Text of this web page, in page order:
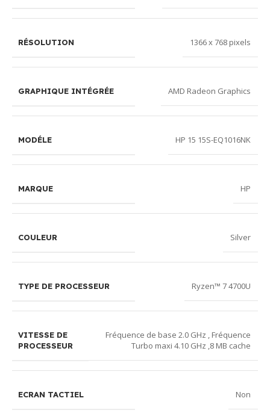
RÉSOLUTION 1366 x 768 pixels
GRAPHIQUE INTÉGRÉE AMD Radeon Graphics
MODÉLE HP 15 15S-EQ1016NK
MARQUE HP
COULEUR Silver
TYPE DE PROCESSEUR Ryzen™ 7 4700U
VITESSE DE
PROCESSEUR
Fréquence de base 2.0 GHz , Fréquence
Turbo maxi 4.10 GHz ,8 MB cache
ECRAN TACTIEL Non